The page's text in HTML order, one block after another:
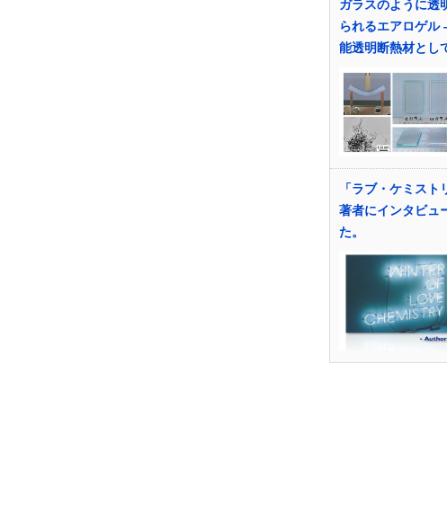
ガラスのように透
られるエアロゲ
能透明断熱材とし
「ラブ・ケミスト
著者にインタビュ
た。